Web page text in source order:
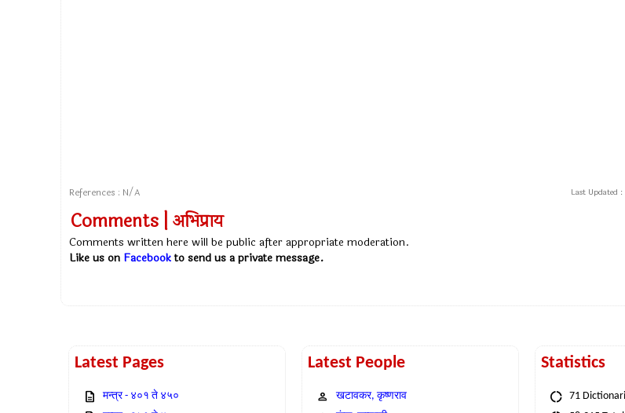
References : N/A Last Updated :
Comments | अभिप्राय
Comments written here will be public after appropriate moderation.
Like us on Facebookto send us a private message.
Latest Pages
मन्त्र - ४०१ ते ४५०
Latest People
खटावकर, कृष्णराव
Statistics
71